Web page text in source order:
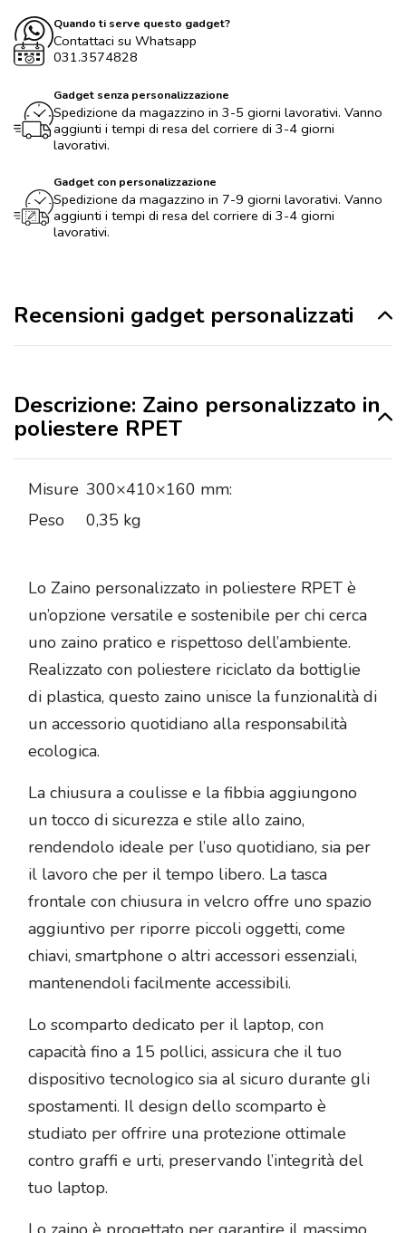
Quando ti serve questo gadget?
Contattaci su Whatsapp
031.3574828
Gadget senza personalizzazione
Spedizione da magazzino in 3-5 giorni lavorativi. Vanno
aggiunti i tempi di resa del corriere di 3-4 giorni
lavorativi.
Gadget con personalizzazione
Spedizione da magazzino in 7-9 giorni lavorativi. Vanno
aggiunti i tempi di resa del corriere di 3-4 giorni
lavorativi.
Recensioni gadget personalizzati
Descrizione: Zaino personalizzato in
poliestere RPET
Misure 300×410×160 mm:
Peso
0,35 kg
Lo Zaino personalizzato in poliestere RPET è
un’opzione versatile e sostenibile per chi cerca
uno zaino pratico e rispettoso dell’ambiente.
Realizzato con poliestere riciclato da bottiglie
di plastica, questo zaino unisce la funzionalità di
un accessorio quotidiano alla responsabilità
ecologica.
La chiusura a coulisse e la fibbia aggiungono
un tocco di sicurezza e stile allo zaino,
rendendolo ideale per l’uso quotidiano, sia per
il lavoro che per il tempo libero. La tasca
frontale con chiusura in velcro offre uno spazio
aggiuntivo per riporre piccoli oggetti, come
chiavi, smartphone o altri accessori essenziali,
mantenendoli facilmente accessibili.
Lo scomparto dedicato per il laptop, con
capacità fino a 15 pollici, assicura che il tuo
dispositivo tecnologico sia al sicuro durante gli
spostamenti. Il design dello scomparto è
studiato per offrire una protezione ottimale
contro graffi e urti, preservando l’integrità del
tuo laptop.